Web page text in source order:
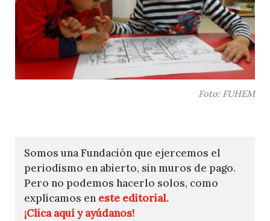
Foto: FUHEM
Somos una Fundación que ejercemos el
periodismo en abierto, sin muros de pago.
Pero no podemos hacerlo solos, como
explicamos en este editorial.
¡Clica aquí y ayúdanos!